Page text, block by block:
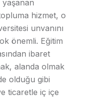
yaşanan
hizmet, o
unvanını
önemli. Eğitim
ibaret
alanda olmak
olduğu gibi
ticaretle iç içe